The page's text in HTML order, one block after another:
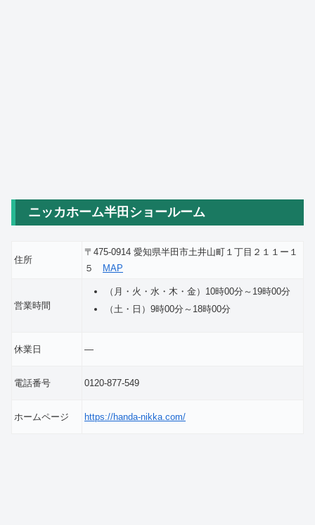
ニッカホーム半田ショールーム
住所
〒475-0914 愛知県半田市土井山町１丁目２１１ー１
５
MAP
営業時間
（月・火・水・木・金）10時00分～19時00分
（土・日）9時00分～18時00分
休業日 ―
電話番号 0120-877-549
ホームページ https://handa-nikka.com/